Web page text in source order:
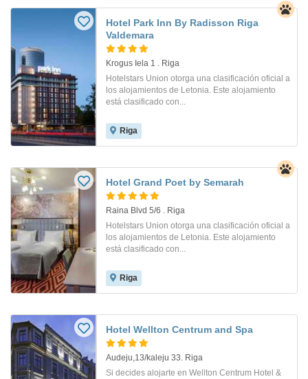
Hotel Park Inn By Radisson Riga
Valdemara
Krogus Iela 1 . Riga
Hotelstars Union otorga una clasificación oficial a
los alojamientos de Letonia. Este alojamiento
está clasificado con...
Riga
Hotel Grand Poet by Semarah
Raina Blvd 5/6 . Riga
Hotelstars Union otorga una clasificación oficial a
los alojamientos de Letonia. Este alojamiento
está clasificado con...
Riga
Hotel Wellton Centrum and Spa
Audeju,13/kaleju 33. Riga
Si decides alojarte en Wellton Centrum Hotel &